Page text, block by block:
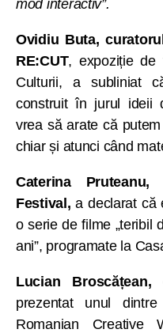
mod interactiv”.
Ovidiu Buta,
RE:CUT, expoziție de
Culturii, a subliniat
construit în jurul ideii
vrea să arate că
chiar și atunci când
Caterina
Festival,a declarat că
o serie de filme „teribil
ani”, programate la
Lucian
prezentat unul
Romanian